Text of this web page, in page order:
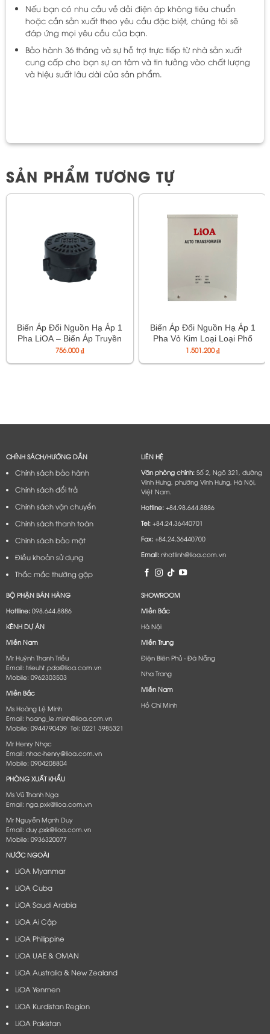
Nếu bạn có nhu cầu về dải điện áp không tiêu chuẩn
hoặc cần sản xuất theo yêu cầu đặc biệt, chúng tôi sẽ
đáp ứng mọi yêu cầu của bạn.
Bảo hành 36 tháng và sự hỗ trợ trực tiếp từ nhà sản xuất
cung cấp cho bạn sự an tâm và tin tưởng vào chất lượng
và hiệu suất lâu dài của sản phẩm.
SẢN PHẨM TƯƠNG TỰ
Biến Áp Đổi Nguồn Hạ Áp 1
Pha LiOA – Biến Áp Truyền
Thống Loại Phổ Thông –
756.000₫
Biến Áp Đổi Nguồn Hạ Áp 1
Pha Vỏ Kim Loại Loại Phổ
Thông – Mã DN020K1
1.501.200₫
CHÍNH SÁCH/HƯỚNG DẪN
Chính sách bảo hành
Chính sách đổi trả
Chính sách vận chuyển
Chính sách thanh toán
Chính sách bảo mật
Điều khoản sử dụng
Thắc mắc thường gặp
LIÊN HỆ
Văn phòng chính:Số 2, Ngõ 321, đường
Vĩnh Hưng, phường Vĩnh Hưng, Hà Nội,
Việt Nam.
Hotline:+84.98.644.8886
Tel:+84.24.36440701
Fax:+84.24.36440700
Email:nhatlinh@lioa.com.vn
BỘ PHẬN BÁN HÀNG
Hotlline:098.644.8886
KÊNH DỰ ÁN
Miền Nam
Mr Huỳnh Thanh Triều
Email: trieuht.pda@lioa.com.vn
Mobile: 0962303503
Miền Bắc
Ms Hoàng Lệ Minh
Email: hoang_le.minh@lioa.com.vn
Mobile: 0944790439 Tel: 0221 3985321
Mr Henry Nhạc
Email: nhac-henry@lioa.com.vn
Mobile: 0904208804
PHÒNG XUẤT KHẨU
Ms Vũ Thanh Nga
Email: nga.pxk@lioa.com.vn
Mr Nguyễn Mạnh Duy
Email: duy.pxk@lioa.com.vn
Mobile: 0936320077
SHOWROOM
Miền Bắc
Hà Nội
Miền Trung
Điện Biên Phủ - Đà Nẵng​
Nha Trang
Miền Nam
Hồ Chí Minh
NƯỚC NGOÀI
LiOA Myanmar
LiOA Cuba
LiOA Saudi Arabia
LiOA Ai Cập
LiOA Philippine
LiOA UAE & OMAN
LiOA Australia & New Zealand
LiOA Yenmen
LiOA Kurdistan Region
LiOA Pakistan